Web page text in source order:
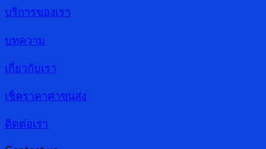
บริการของเรา
บทความ
เกี่ยวกับเรา
เช็คราคาค่าขนส่ง
ติดต่อเรา